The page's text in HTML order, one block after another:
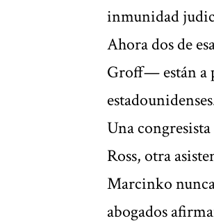
inmunidad
Ahora dos de
Groff— están a
Una
Ross, otra
Marcinko
abogados